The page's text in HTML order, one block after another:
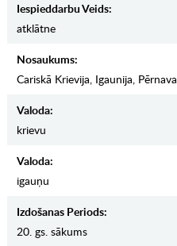
Iespieddarbu Veids:
atklātne
Nosaukums:
Cariskā Krievija, Igaunija, Pērnava
Valoda:
krievu
Valoda:
igauņu
Izdošanas Periods:
20. gs. sākums